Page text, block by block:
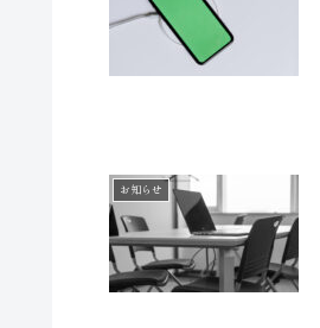
お知らせ